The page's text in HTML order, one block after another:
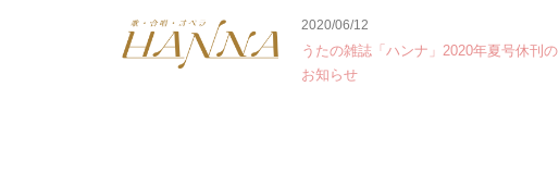
2020/06/12
うたの雑誌「ハンナ」2020年夏号休刊の
お知らせ